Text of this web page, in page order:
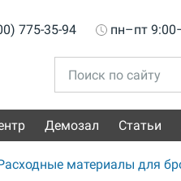
775-35-94 пн–пт
Демозал Статьи
материалы для